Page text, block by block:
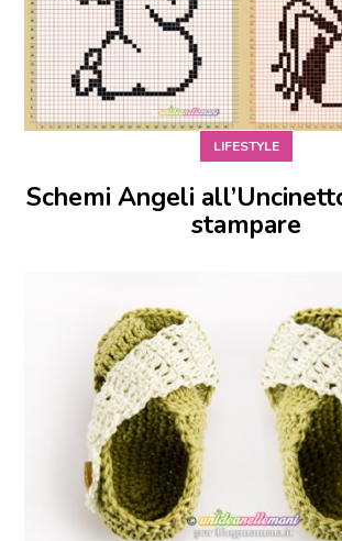
LIFESTYLE
Schemi Angeli
stampare